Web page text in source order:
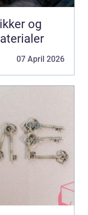
og
07 April 2026